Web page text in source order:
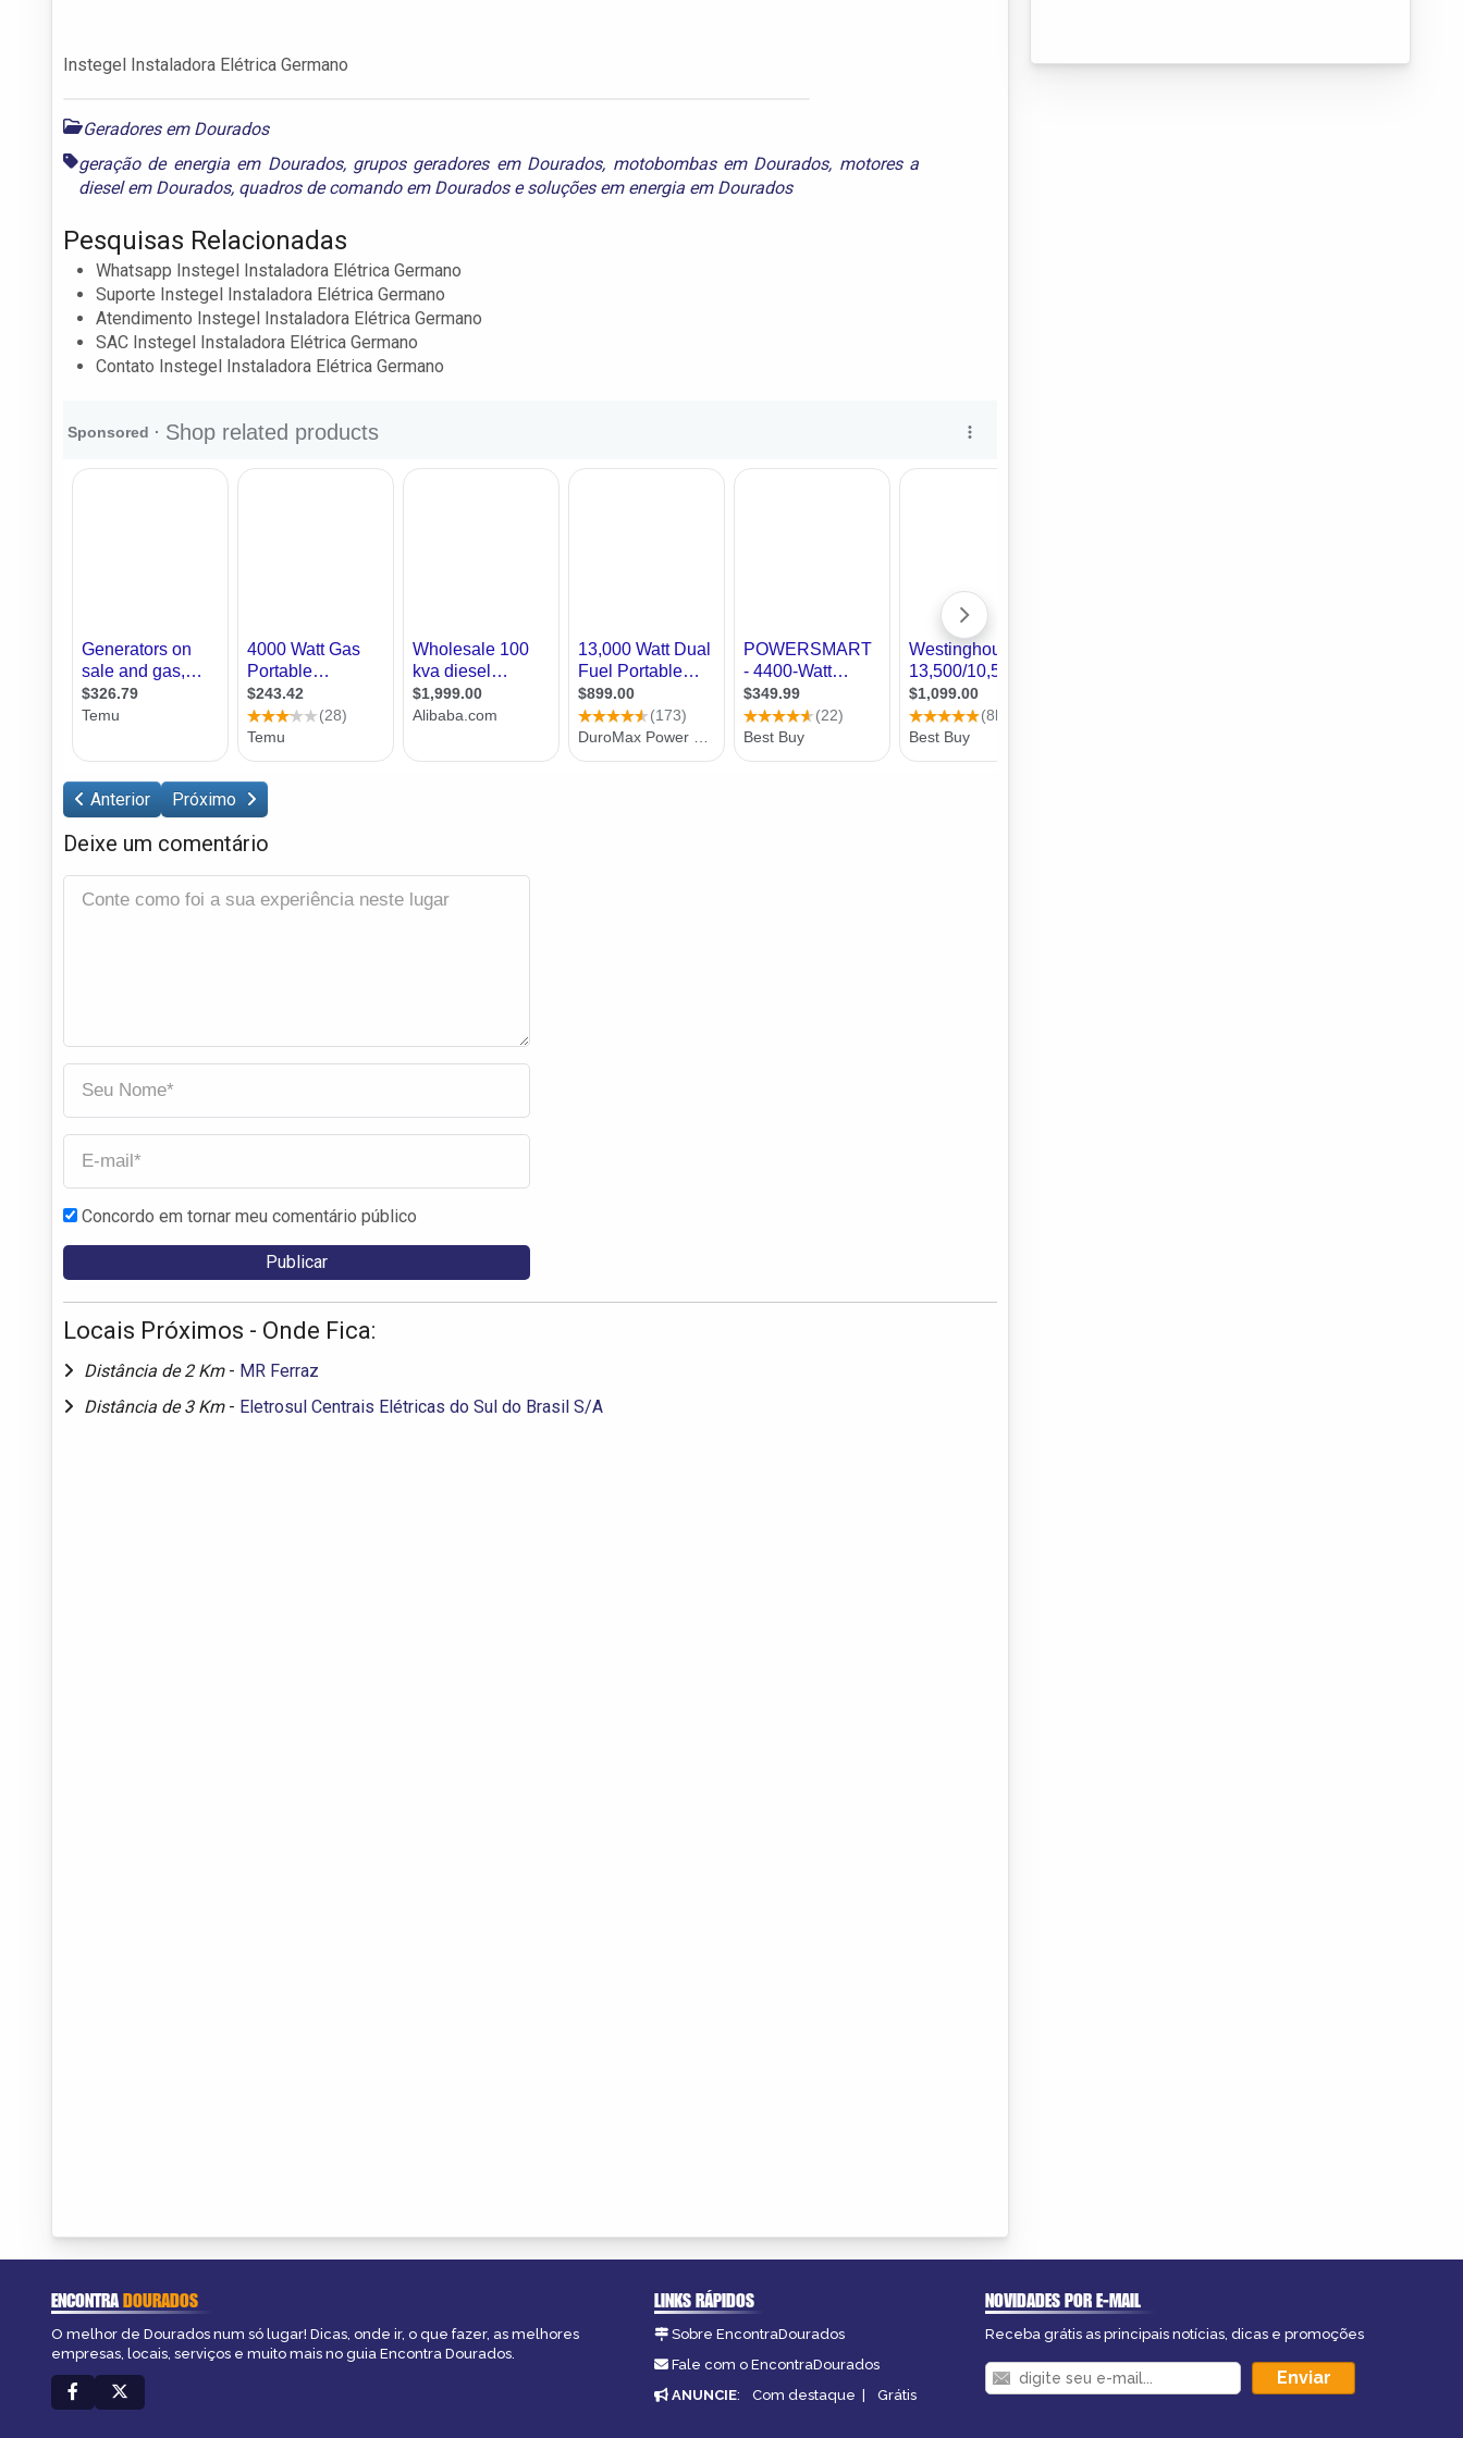
Instegel Instaladora Elétrica Germano
Geradores em Dourados
geração de energia em Dourados, grupos geradores em Dourados, motobombas em Dourados, motores a
diesel em Dourados, quadros de comando em Douradosesoluções em energia em Dourados
Pesquisas Relacionadas
Whatsapp Instegel Instaladora Elétrica Germano
Suporte Instegel Instaladora Elétrica Germano
Atendimento Instegel Instaladora Elétrica Germano
SAC Instegel Instaladora Elétrica Germano
Contato Instegel Instaladora Elétrica Germano
Anterior Próximo
Deixe um comentário
Concordo em tornar meu comentário público
Locais Próximos - Onde Fica:
Distância de 2 Km - MR Ferraz
Distância de 3 Km - Eletrosul Centrais Elétricas do Sul do Brasil S/A
ENCONTRADOURADOS
O melhor de Dourados num só lugar! Dicas, onde ir, o que fazer, as melhores
empresas, locais, serviços e muito mais no guia Encontra Dourados.
LINKS RÁPIDOS
Sobre EncontraDourados
Fale com o EncontraDourados
ANUNCIE: Com destaque | Grátis
NOVIDADES POR E-MAIL
Receba grátis as principais notícias, dicas e promoções